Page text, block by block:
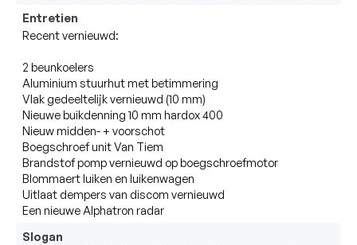
Entretien
Recent vernieuwd:
2 beunkoelers
Aluminium stuurhut met betimmering
Vlak gedeeltelijk vernieuwd (10 mm)
Nieuwe buikdenning 10 mm hardox 400
Nieuw midden- + voorschot
Boegschroef unit Van Tiem
Brandstof pomp vernieuwd op boegschroefmotor
Blommaert luiken en luikenwagen
Uitlaat dempers van discom vernieuwd
Een nieuwe Alphatron radar
Slogan